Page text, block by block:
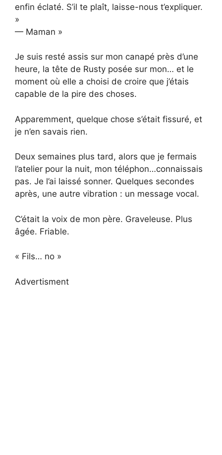
enfin éclaté. S’il te plaît, laisse-nous t’expliquer.
»
— Maman »
Je suis resté assis sur mon canapé près d’une
heure, la tête de Rusty posée sur mon… et le
moment où elle a choisi de croire que j’étais
capable de la pire des choses.
Apparemment, quelque chose s’était fissuré, et
je n’en savais rien.
Deux semaines plus tard, alors que je fermais
l’atelier pour la nuit, mon téléphon…connaissais
pas. Je l’ai laissé sonner. Quelques secondes
après, une autre vibration : un message vocal.
C’était la voix de mon père. Graveleuse. Plus
âgée. Friable.
« Fils… no »
Advertisment